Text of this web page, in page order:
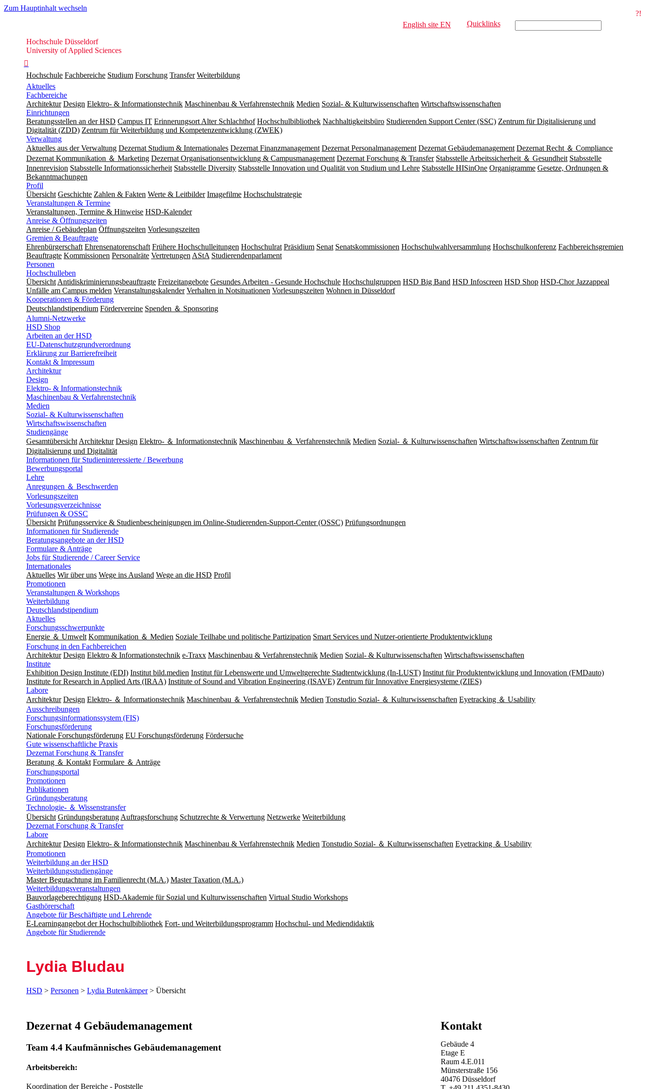
Zum Hauptinhalt wechseln
?!
Hochschule
Düsseldorf
Hochschule Düsseldorf
University of Applied Sciences

English site EN Quicklinks
Hochschule Fachbereiche Studium Forschung Transfer Weiterbildung
Aktuelles
Fachbereiche
Architektur Design Elektro- & Informationstechnik Maschinenbau & Verfahrenstechnik Medien Sozial- & Kulturwissenschaften Wirtschaftswissenschaften
Einrichtungen
Beratungsstellen an der HSD Campus IT Erinnerungsort Alter Schlachthof Hochschulbibliothek Nachhaltigkeitsbüro Studierenden Support Center (SSC) Zentrum für Digitalisierung und
Digitalität (ZDD) Zentrum für Weiterbildung und Kompetenzentwicklung (ZWEK)
Verwaltung
Aktuelles aus der Verwaltung Dezernat Studium & Internationales Dezernat Finanzmanagement Dezernat Personalmanagement Dezernat Gebäudemanagement Dezernat Recht ＆ Compliance
Dezernat Kommunikation ＆ Marketing Dezernat Organisationsentwicklung & Campusmanagement Dezernat Forschung & Transfer Stabsstelle Arbeitssicherheit ＆ Gesundheit Stabsstelle
Innenrevision Stabsstelle In­for­ma­ti­ons­sicher­heit Stabsstelle Diversity Stabsstelle Innovation und Qualität von Studium und Lehre Stabsstelle HISinOne Organigramme Gesetze, Ordnungen &
Bekanntmachungen
Profil
Übersicht Geschichte Zahlen & Fakten Werte & Leitbilder Imagefilme Hochschulstrategie
Veranstaltungen & Termine
Veranstaltungen, Termine & Hinweise HSD-Kalender
Anreise & Öffnungszeiten
Anreise / Gebäudeplan Öffnungszeiten Vorlesungszeiten
Gremien & Beauftragte
Ehrenbürgerschaft Ehrensenatorenschaft Frühere Hochschulleitungen Hochschulrat Präsidium Senat Senatskommissionen Hochschulwahlversammlung Hochschulkonferenz Fachbereichsgremien
Beauftragte Kommissionen Personalräte Vertretungen AStA Studierendenparlament
Personen
Hochschulleben
Übersicht Antidiskriminierungsbeauftragte Freizeitangebote Gesundes Arbeiten - Gesunde Hochschule Hochschulgruppen HSD Big Band HSD Infoscreen HSD Shop HSD-Chor Jazzappeal
Unfälle am Campus melden Veranstaltungskalender Verhalten in Notsituationen Vorlesungszeiten Wohnen in Düsseldorf
Kooperationen & Förderung
Deutschlandstipendium Fördervereine Spenden ＆ Sponsoring
Alumni-Netzwerke
HSD Shop
Arbeiten an der HSD
EU-Datenschutzgrundverordnung
Erklärung zur Barrierefreiheit
Kontakt & Impressum
Architektur
Design
Elektro- & Informationstechnik
Maschinenbau & Verfahrenstechnik
Medien
Sozial- & Kulturwissenschaften
Wirtschaftswissenschaften
Studiengänge
Gesamtübersicht Architektur Design Elektro- ＆ Informationstechnik Maschinenbau ＆ Verfahrenstechnik Medien Sozial- ＆ Kulturwissenschaften Wirtschaftswissenschaften Zentrum für
Digitalisierung und Digitalität
Informationen für Studieninteressierte / Bewerbung
Bewerbungsportal
Lehre
Anregungen ＆ Beschwerden
Vorlesungszeiten
Vorlesungsverzeichnisse
Prüfungen & OSSC
Übersicht Prüfungsservice & Studienbescheinigungen im Online-Studierenden-Support-Center (OSSC) Prüfungsordnungen
Informationen für Studierende
Beratungsangebote an der HSD
Formulare & Anträge
Jobs für Studierende / Career Service
Internationales
Aktuelles Wir über uns Wege ins Ausland Wege an die HSD Profil
Promotionen
Veranstaltungen & Workshops
Weiterbildung
Deutschlandstipendium
Aktuelles
Forschungsschwerpunkte
Energie ＆ Umwelt Kommunikation ＆ Medien Soziale Teilhabe und politische Partizipation Smart Services und Nutzer-orientierte Produktentwicklung
Forschung in den Fachbereichen
Architektur Design Elektro & Informationstechnik e-Traxx Maschinenbau & Verfahrenstechnik Medien Sozial- & Kulturwissenschaften Wirtschaftswissenschaften
Institute
Exhibition Design Institute (EDI) Institut bild.medien Institut für Lebenswerte und Umweltgerechte Stadtentwicklung (In-LUST) Institut für Produktentwicklung und Innovation (FMDauto)
Institute for Research in Applied Arts (IRAA) Institute of Sound and Vibration Engineering (ISAVE) Zentrum für Innovative Energiesysteme (ZIES)
Labore
Architektur Design Elektro- ＆ Informationstechnik Maschinenbau ＆ Verfahrenstechnik Medien Tonstudio Sozial- ＆ Kulturwissenschaften Eyetracking ＆ Usability
Ausschreibungen
Forschungsinformationssystem (FIS)
Forschungsförderung
Nationale Forschungsförderung EU Forschungsförderung Fördersuche
Gute wissenschaftliche Praxis
Dezernat Forschung & Transfer
Beratung ＆ Kontakt Formulare ＆ Anträge
Forschungsportal
Promotionen
Publikationen
Gründungsberatung
Technologie- ＆ Wissenstransfer
Übersicht Gründungsberatung Auftragsforschung Schutzrechte & Verwertung Netzwerke Weiterbildung
Dezernat Forschung & Transfer
Labore
Architektur Design Elektro- & Informationstechnik Maschinenbau & Verfahrenstechnik Medien Tonstudio Sozial- ＆ Kulturwissenschaften Eyetracking ＆ Usability
Promotionen
Weiterbildung an der HSD
Weiterbildungsstudiengänge
Master Begutachtung im Familienrecht (M.A.) Master Taxation (M.A.)
Weiterbildungsveranstaltungen
Bauvorlageberechtigung HSD-Akademie für Sozial und Kulturwissenschaften Virtual Studio Workshops
Gasthörerschaft
Angebote für Beschäftigte und Lehrende
E-Learningangebot der Hochschulbibliothek Fort- und Weiterbildungsprogramm Hochschul- und Mediendidaktik
Angebote für Studierende
Lydia Bludau
HSD > Personen > Lydia Butenkämper> Übersicht
Dezernat 4 Gebäudemanagement
Team 4.4 Kaufmännisches Gebäudemanagement
Arbeitsbereich:
Koordination der Bereiche - Poststelle
Kontakt
Gebäude 4
Etage E
Raum 4.E.011
Münsterstraße 156
40476 Düsseldorf